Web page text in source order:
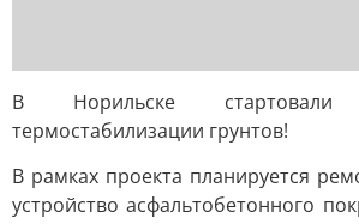
В Норильске
термостабилизации грунтов!
В рамках проекта планируется
устройство асфальтобетонного